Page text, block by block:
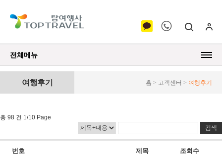
전체메뉴
홈 > 고객센터 > 여행후기
여행후기
총 98 건 1/10 Page
번호 제목 조회수